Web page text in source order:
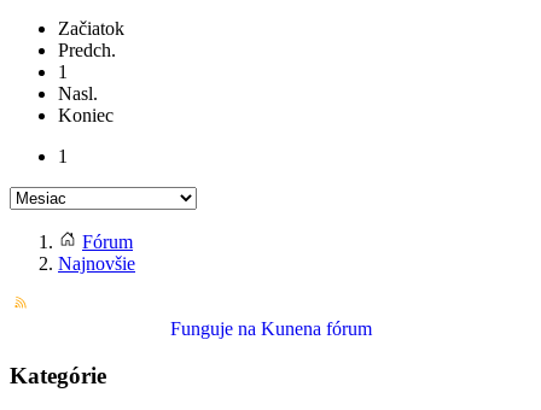
Začiatok
Predch.
1
Nasl.
Koniec
1
Fórum
Najnovšie
Funguje na Kunena fórum
Kategórie